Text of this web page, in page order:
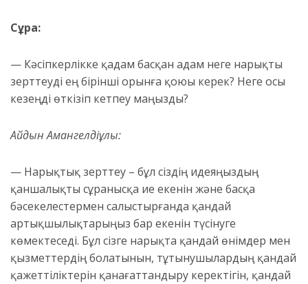
Сұрақ:
— Кәсіпкерлікке қадам басқан адам неге нарықты
зерттеуді ең бірінші орынға қоюы керек? Неге осы
кезеңді өткізіп кетпеу маңызды?
Айдын Амангелдіұлы:
— Нарықтық зерттеу – бұл сіздің идеяңыздың
қаншалықты сұранысқа ие екенін және басқа
бәсекелестермен салыстырғанда қандай
артықшылықтарыңыз бар екенін түсінуге
көмектеседі. Бұл сізге нарықта қандай өнімдер мен
қызметтердің болатынын, тұтынушылардың қандай
қажеттіліктерін қанағаттандыру керектігін, қандай